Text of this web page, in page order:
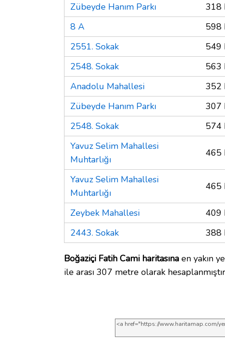
Zübeyde Hanım Parkı
318
8 A
598
2551. Sokak
549
2548. Sokak
563
Anadolu Mahallesi
352
Zübeyde Hanım Parkı
307
2548. Sokak
574
Yavuz Selim Mahallesi
Muhtarlığı
465
Yavuz Selim Mahallesi
Muhtarlığı
465
Zeybek Mahallesi
409
2443. Sokak
388
Boğaziçi Fatih Cami haritasına en yakın
ile arası 307 metre olarak